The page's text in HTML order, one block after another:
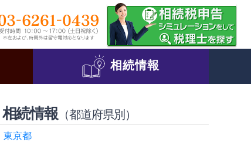
相続情報
相続情報 （都道府県別）
東京都